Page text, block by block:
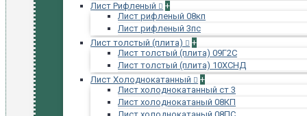
Лист Рифленый
+
Лист рифленый 08кп
Лист рифленый 3пс
Лист толстый (плита)
+
Лист толстый (плита) 09Г2С
Лист толстый (плита) 10ХСНД
Лист Холоднокатанный
+
Лист холоднокатанный ст 3
Лист холоднокатаный 08КП